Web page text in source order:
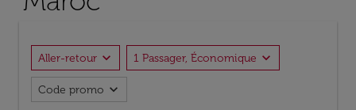
Aller-retour expand_more 1 Passager, Économique expand_more
Code promo expand_more